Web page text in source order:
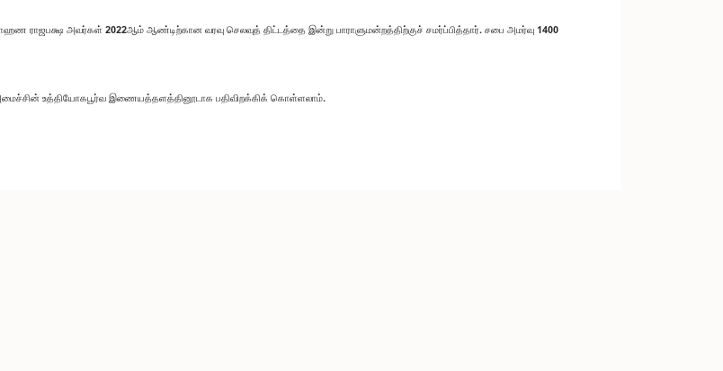
ராஜபக்ஷ அவர்கள் 2022ஆம் ஆண்டிற்கான வரவு செலவுத் திட்டத்தை இன்று பாராளுமன்றத்திற்குச் சமர்ப்பித்தார். சபை அமர்வு 1400
உத்தியோகபூர்வ இணையத்தளத்தினூடாக பதிவிறக்கிக் கொள்ளலாம்.